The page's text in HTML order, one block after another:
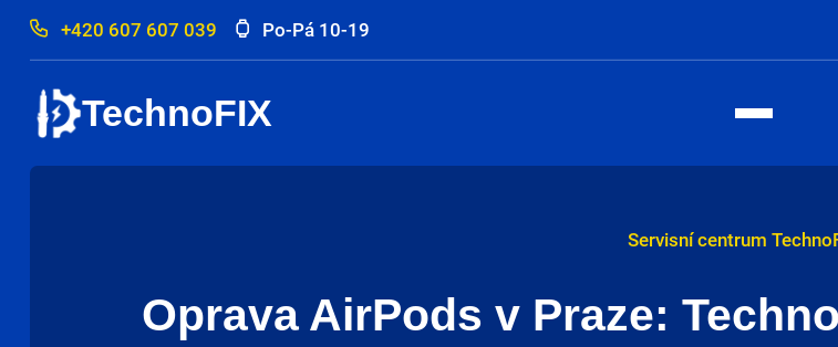
+420 607 607 039 Po-Pá 10-19
TechnoFIX
Servisní centrum
Oprava AirPods v Praze: